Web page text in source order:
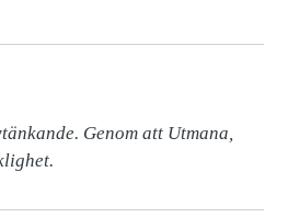
Genom att Utmana,